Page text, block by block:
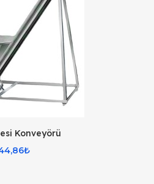
Konveyörü